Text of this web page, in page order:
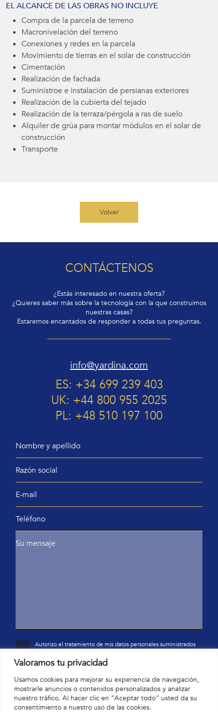
Valoramos tu privacidad
Usamos cookies para mejorar su experiencia de navegación,
mostrarle anuncios o contenidos personalizados y analizar
nuestro tráfico. Al hacer clic en “Aceptar todo” usted da su
consentimiento a nuestro uso de las cookies.
EL ALCANCE DE LAS OBRAS NO INCLUYE
Compra de la parcela de terreno
Macronivelación del terreno
Conexiones y redes en la parcela
Movimiento de tierras en el solar de construcción
Cimentación
Realización de fachada
Suministroe e instalación de persianas exteriores
Realización de la cubierta del tejado
Realización de la terraza/pérgola a ras de suelo
Alquiler de grúa para montar módulos en el solar de
construcción
Transporte
Volver
CONTÁCTENOS
¿Estás interesado en nuestra oferta?
¿Quieres saber más sobre la tecnología con la que construimos
nuestras casas?
Estaremos encantados de responder a todas tus preguntas.
info@yardina.com
ES: +34 699 239 403
UK: +44 800 955 2025
PL: +48 510 197 100
Autorizo el tratamiento de mis datos personales suministrados
información comercial mediante comunicación electrónica, por
parte de Yardina Home SL con la sede social en: c/Júpiter 28,
18193 Monachil (Granada). Me han notificado sobre mi derecho
de acceso, rectificación y oposición al tratamiento de mis datos.